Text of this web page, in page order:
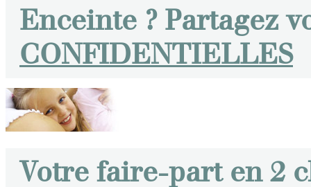
Enceinte ? Partagez
CONFIDENTIELLES
Votre faire-part en 2